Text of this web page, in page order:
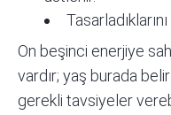
On beşinci enerjiye
vardır; yaş burada
gerekli tavsiyeler